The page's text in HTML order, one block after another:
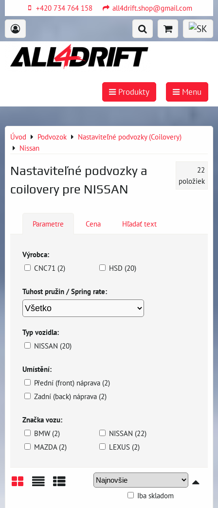
+420 734 764 158 all4drift.shop@gmail.com
Produkty Menu
Úvod Podvozok
Nastaviteľné podvozky (Coilovery)
Nissan
Nastaviteľné podvozky a
coilovery pre NISSAN
22
položiek
Parametre Cena Hľadať text
Výrobca:
CNC71 (2)
HSD (20)
Tuhost pružin / Spring rate:
Typ vozidla:
NISSAN (20)
Umístění:
Přední (front) náprava (2)
Zadní (back) náprava (2)
Značka vozu:
BMW (2)
NISSAN (22)
MAZDA (2)
LEXUS (2)
Iba skladom